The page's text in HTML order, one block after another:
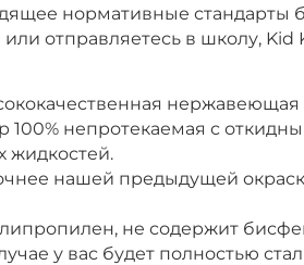
нормативные стандарты
отправляетесь в школу,
нержавеющая
100% непротекаемая с
жидкостей.
нашей предыдущей
не содержит
у вас будет полностью